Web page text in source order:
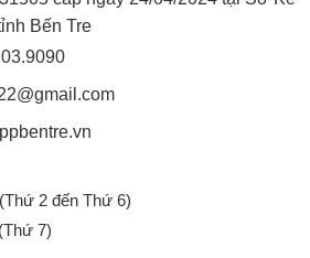
Bến Tre
2 đến Thứ 6)
7)